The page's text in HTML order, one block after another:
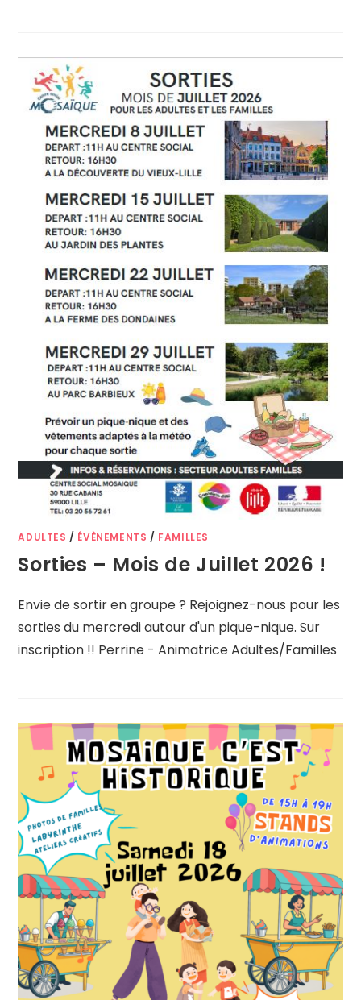
ADULTES / ÉVÈNEMENTS / FAMILLES
Sorties – Mois de Juillet 2026 !
Envie de sortir en groupe ? Rejoignez-nous pour les
sorties du mercredi autour d'un pique-nique. Sur
inscription !! Perrine - Animatrice Adultes/Familles